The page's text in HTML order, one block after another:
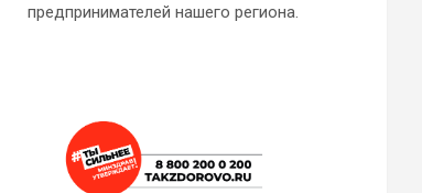
предпринимателей нашего региона.